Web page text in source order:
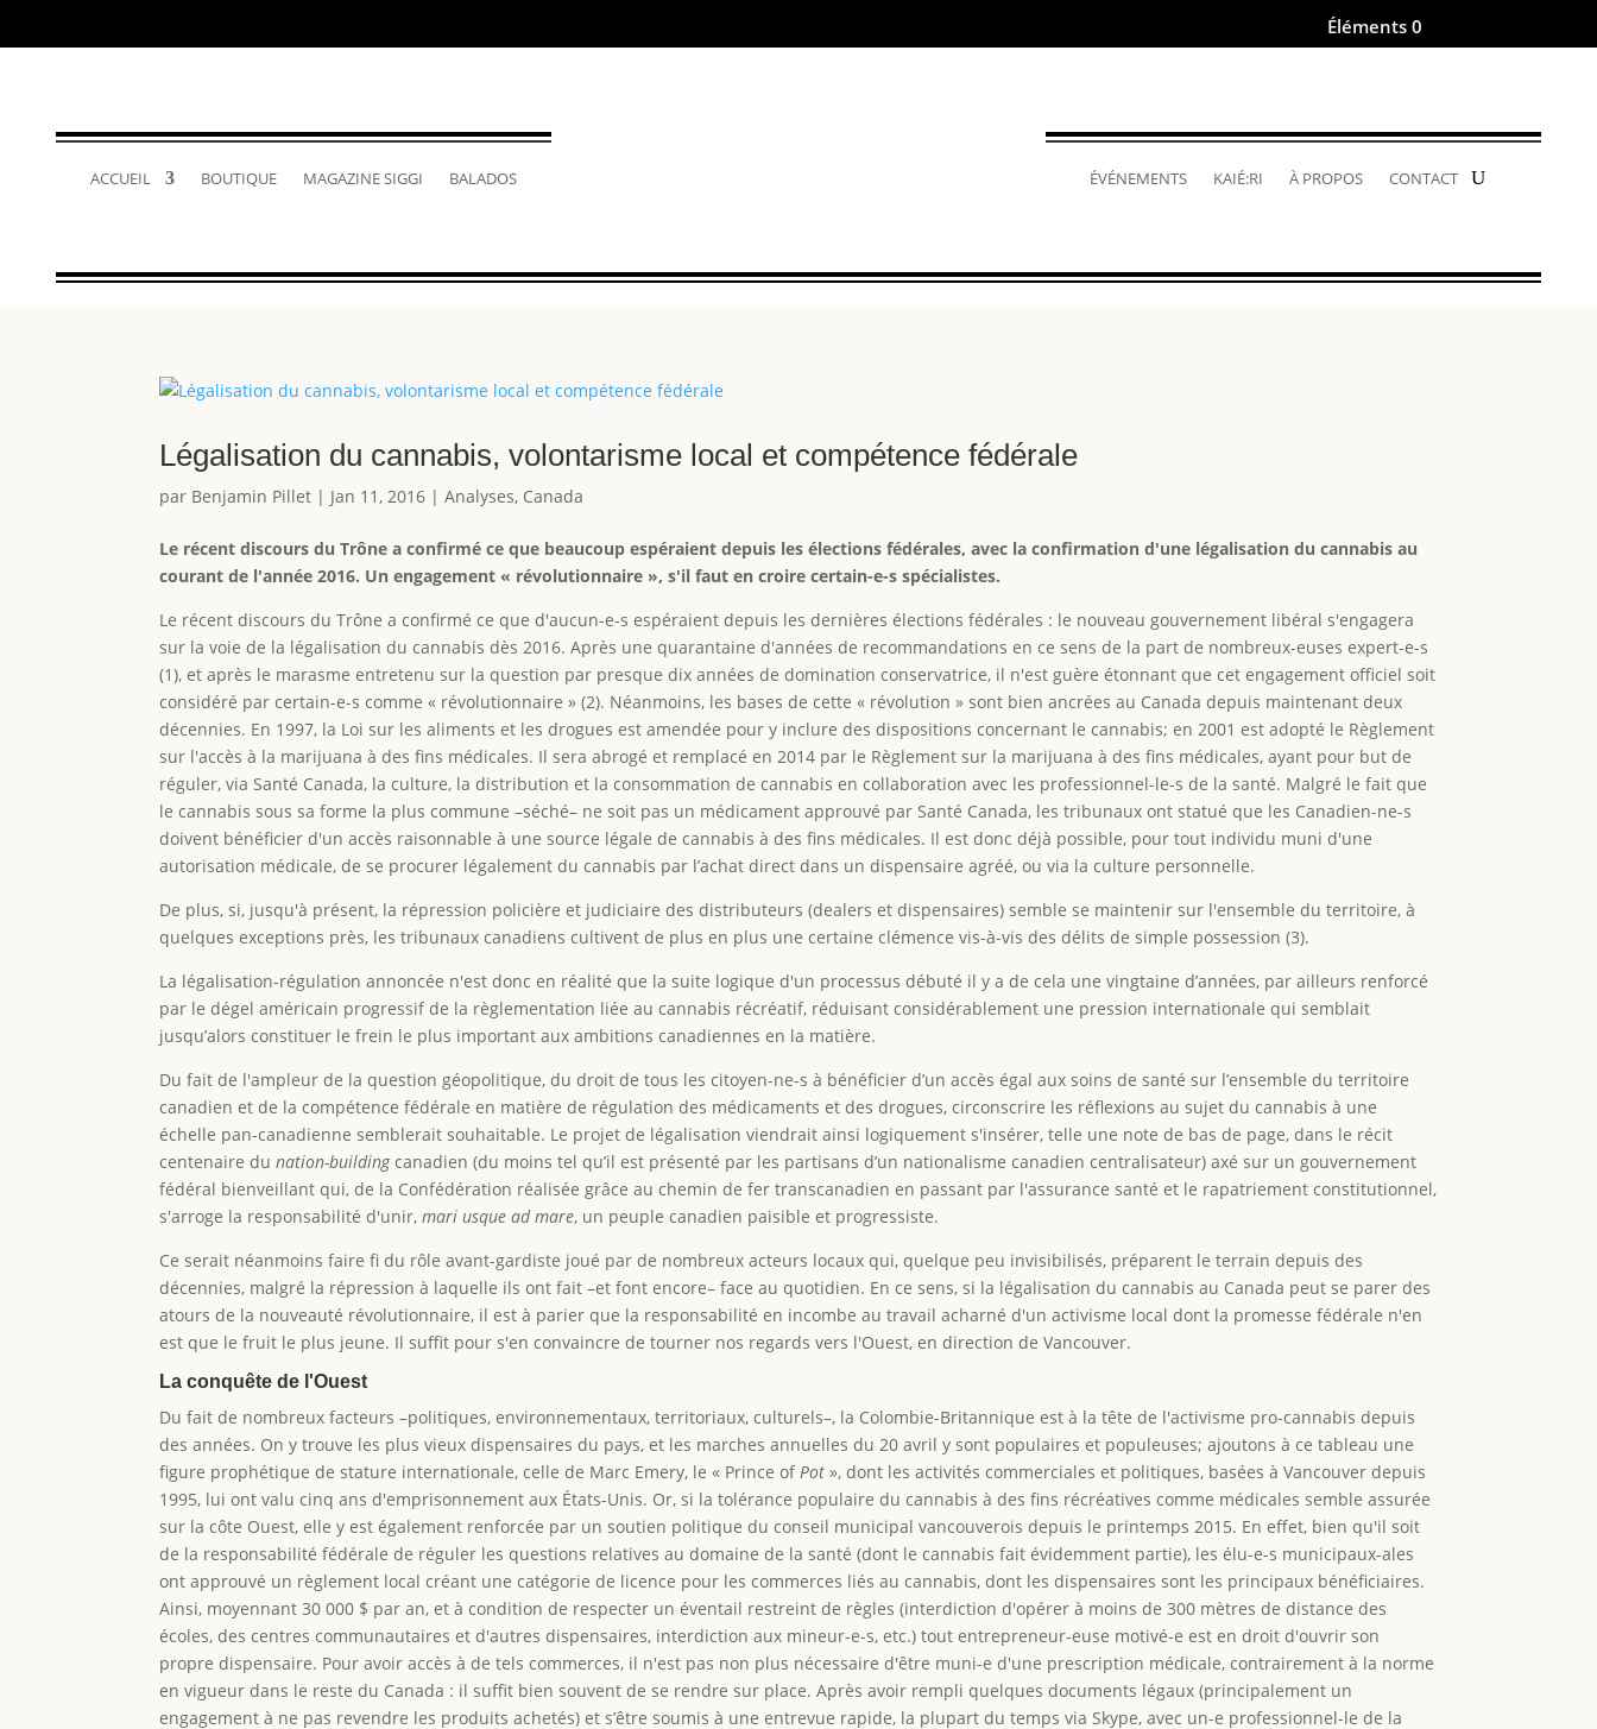
Éléments 0
ACCUEIL BOUTIQUE MAGAZINE SIGGI BALADOS ÉVÉNEMENTS KAIÉ:RI À PROPOS CONTACT
Légalisation du cannabis, volontarisme local et compétence fédérale
par Benjamin Pillet | Jan 11, 2016 |Analyses, Canada
Le récent discours du Trône a confirmé ce que beaucoup espéraient depuis les élections fédérales, avec la confirmation d'une légalisation du cannabis au
courant de l'année 2016. Un engagement « révolutionnaire », s'il faut en croire certain-e-s spécialistes.
Le récent discours du Trône a confirmé ce que d'aucun-e-s espéraient depuis les dernières élections fédérales : le nouveau gouvernement libéral s'engagera
sur la voie de la légalisation du cannabis dès 2016. Après une quarantaine d'années de recommandations en ce sens de la part de nombreux-euses expert-e-s
(1), et après le marasme entretenu sur la question par presque dix années de domination conservatrice, il n'est guère étonnant que cet engagement officiel soit
considéré par certain-e-s comme « révolutionnaire » (2). Néanmoins, les bases de cette « révolution » sont bien ancrées au Canada depuis maintenant deux
décennies. En 1997, la Loi sur les aliments et les drogues est amendée pour y inclure des dispositions concernant le cannabis; en 2001 est adopté le Règlement
sur l'accès à la marijuana à des fins médicales. Il sera abrogé et remplacé en 2014 par le Règlement sur la marijuana à des fins médicales, ayant pour but de
réguler, via Santé Canada, la culture, la distribution et la consommation de cannabis en collaboration avec les professionnel-le-s de la santé. Malgré le fait que
le cannabis sous sa forme la plus commune –séché– ne soit pas un médicament approuvé par Santé Canada, les tribunaux ont statué que les Canadien-ne-s
doivent bénéficier d'un accès raisonnable à une source légale de cannabis à des fins médicales. Il est donc déjà possible, pour tout individu muni d'une
autorisation médicale, de se procurer légalement du cannabis par l’achat direct dans un dispensaire agréé, ou via la culture personnelle.
De plus, si, jusqu'à présent, la répression policière et judiciaire des distributeurs (dealers et dispensaires) semble se maintenir sur l'ensemble du territoire, à
quelques exceptions près, les tribunaux canadiens cultivent de plus en plus une certaine clémence vis-à-vis des délits de simple possession (3).
La légalisation-régulation annoncée n'est donc en réalité que la suite logique d'un processus débuté il y a de cela une vingtaine d’années, par ailleurs renforcé
par le dégel américain progressif de la règlementation liée au cannabis récréatif, réduisant considérablement une pression internationale qui semblait
jusqu’alors constituer le frein le plus important aux ambitions canadiennes en la matière.
Du fait de l'ampleur de la question géopolitique, du droit de tous les citoyen-ne-s à bénéficier d’un accès égal aux soins de santé sur l’ensemble du territoire
canadien et de la compétence fédérale en matière de régulation des médicaments et des drogues, circonscrire les réflexions au sujet du cannabis à une
échelle pan-canadienne semblerait souhaitable. Le projet de légalisation viendrait ainsi logiquement s'insérer, telle une note de bas de page, dans le récit
centenaire dunation-buildingcanadien (du moins tel qu’il est présenté par les partisans d’un nationalisme canadien centralisateur) axé sur un gouvernement
fédéral bienveillant qui, de la Confédération réalisée grâce au chemin de fer transcanadien en passant par l'assurance santé et le rapatriement constitutionnel,
s'arroge la responsabilité d'unir,mari usque ad mare, un peuple canadien paisible et progressiste.
Ce serait néanmoins faire fi du rôle avant-gardiste joué par de nombreux acteurs locaux qui, quelque peu invisibilisés, préparent le terrain depuis des
décennies, malgré la répression à laquelle ils ont fait –et font encore– face au quotidien. En ce sens, si la légalisation du cannabis au Canada peut se parer des
atours de la nouveauté révolutionnaire, il est à parier que la responsabilité en incombe au travail acharné d'un activisme local dont la promesse fédérale n'en
est que le fruit le plus jeune. Il suffit pour s'en convaincre de tourner nos regards vers l'Ouest, en direction de Vancouver.
La conquête de l'Ouest
Du fait de nombreux facteurs –politiques, environnementaux, territoriaux, culturels–, la Colombie-Britannique est à la tête de l'activisme pro-cannabis depuis
des années. On y trouve les plus vieux dispensaires du pays, et les marches annuelles du 20 avril y sont populaires et populeuses; ajoutons à ce tableau une
figure prophétique de stature internationale, celle de Marc Emery, le « Prince of Pot », dont les activités commerciales et politiques, basées à Vancouver depuis
1995, lui ont valu cinq ans d'emprisonnement aux États-Unis. Or, si la tolérance populaire du cannabis à des fins récréatives comme médicales semble assurée
sur la côte Ouest, elle y est également renforcée par un soutien politique du conseil municipal vancouverois depuis le printemps 2015. En effet, bien qu'il soit
de la responsabilité fédérale de réguler les questions relatives au domaine de la santé (dont le cannabis fait évidemment partie), les élu-e-s municipaux-ales
ont approuvé un règlement local créant une catégorie de licence pour les commerces liés au cannabis, dont les dispensaires sont les principaux bénéficiaires.
Ainsi, moyennant 30 000 $ par an, et à condition de respecter un éventail restreint de règles (interdiction d'opérer à moins de 300 mètres de distance des
écoles, des centres communautaires et d'autres dispensaires, interdiction aux mineur-e-s, etc.) tout entrepreneur-euse motivé-e est en droit d'ouvrir son
propre dispensaire. Pour avoir accès à de tels commerces, il n'est pas non plus nécessaire d'être muni-e d'une prescription médicale, contrairement à la norme
en vigueur dans le reste du Canada : il suffit bien souvent de se rendre sur place. Après avoir rempli quelques documents légaux (principalement un
engagement à ne pas revendre les produits achetés) et s’être soumis à une entrevue rapide, la plupart du temps via Skype, avec un-e professionnel-le de la